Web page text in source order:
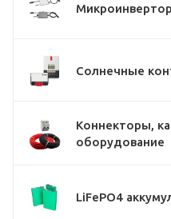
Солнечные
Коннекторы,
оборудование
LiFePO4